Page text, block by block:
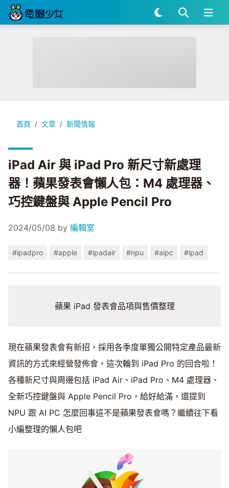
首頁 文章 新聞情報
iPad Air 與 iPad Pro 新尺寸新處理器！蘋果發表會懶人包：
iPad Air 與 iPad Pro 新尺寸新處理
器！蘋果發表會懶人包：M4 處理器、
巧控鍵盤與 Apple Pencil Pro
2024/05/08 by 編輯室
#ipadpro #apple #ipadair #npu #aipc #ipad
蘋果 iPad 發表會品項與售價整理
現在蘋果發表會有新招，採用各季度單獨公開特定產品最新
資訊的方式來經營發佈會，這次輪到 iPad Pro 的回合啦！
各種新尺寸與周邊包括 iPad Air、iPad Pro、M4 處理器、
全新巧控鍵盤與 Apple Pencil Pro，給好給滿，還提到
NPU 跟 AI PC 怎麼回事這不是蘋果發表會嗎？繼續往下看
小編整理的懶人包吧